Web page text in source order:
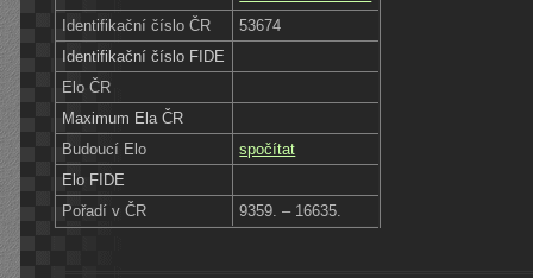
Identifikační číslo ČR
53674
Identifikační číslo FIDE
Elo ČR
Maximum Ela ČR
Budoucí Elo
spočítat
Elo FIDE
Pořadí v ČR
9359. – 16635.